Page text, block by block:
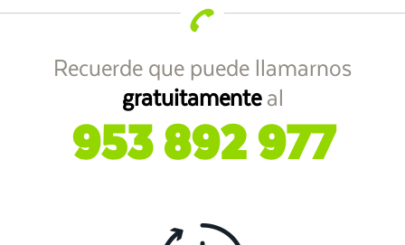
Recuerde que puede llamarnos
gratuitamenteal
953 892 977